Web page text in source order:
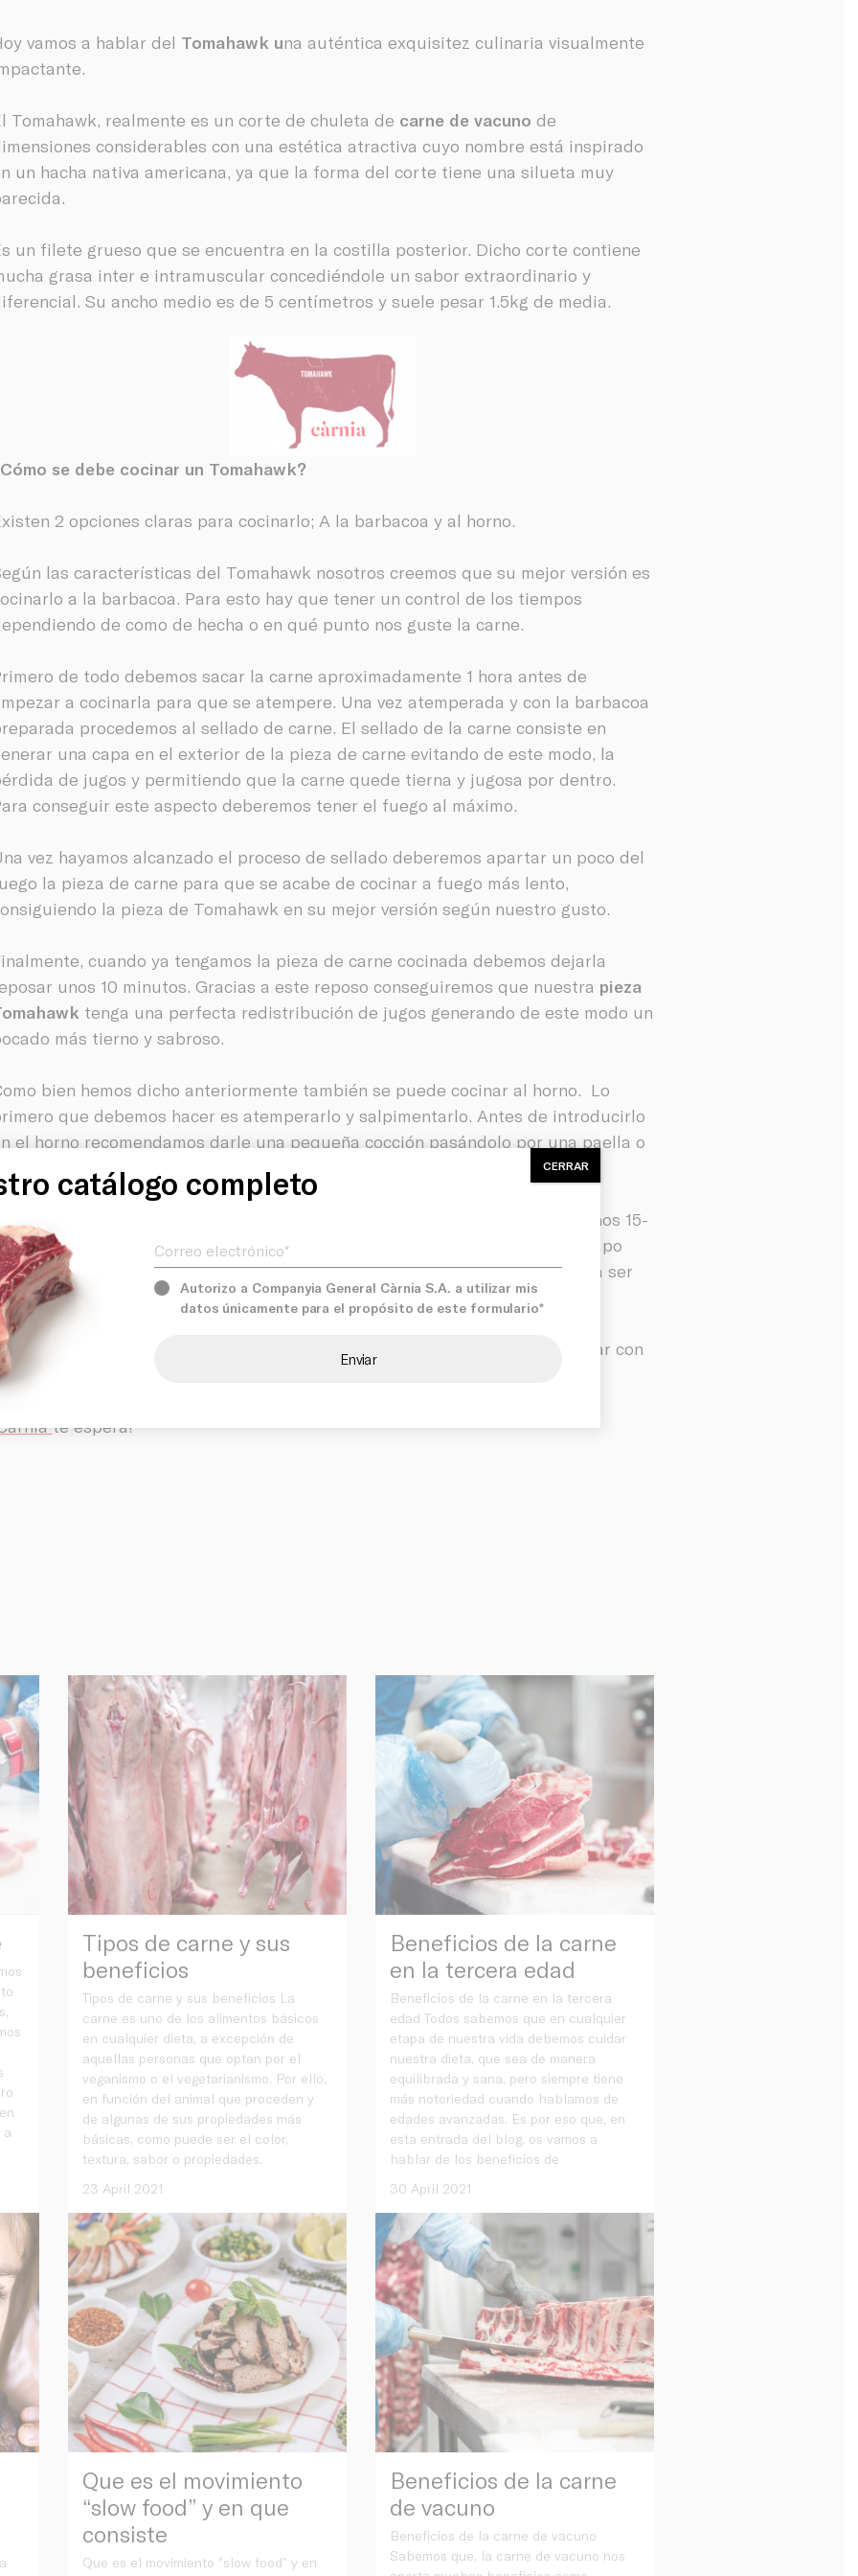
Product
Services
Our promise
vamos a hablar del Tomahawk una auténtica exquisitez culinaria visualmente
Tomahawk, realmente es un corte de chuleta de carne de vacuno de
considerables con una estética atractiva cuyo nombre está inspirado
un hacha nativa americana, ya que la forma del corte tiene una silueta muy
un filete grueso que se encuentra en la costilla posterior. Dicho corte contiene
grasa inter e intramuscular concediéndole un sabor extraordinario y
Su ancho medio es de 5 centímetros y suele pesar 1.5kg de media.
se debe cocinar un Tomahawk?
2 opciones claras para cocinarlo; A la barbacoa y al horno.
las características del Tomahawk nosotros creemos que su mejor versión es
a la barbacoa. Para esto hay que tener un control de los tiempos
de como de hecha o en qué punto nos guste la carne.
de todo debemos sacar la carne aproximadamente 1 hora antes de
a cocinarla para que se atempere. Una vez atemperada y con la barbacoa
procedemos al sellado de carne. El sellado de la carne consiste en
una capa en el exterior de la pieza de carne evitando de este modo, la
de jugos y permitiendo que la carne quede tierna y jugosa por dentro.
conseguir este aspecto deberemos tener el fuego al máximo.
vez hayamos alcanzado el proceso de sellado deberemos apartar un poco del
la pieza de carne para que se acabe de cocinar a fuego más lento,
la pieza de Tomahawk en su mejor versión según nuestro gusto.
cuando ya tengamos la pieza de carne cocinada debemos dejarla
unos 10 minutos. Gracias a este reposo conseguiremos que nuestra pieza
tenga una perfecta redistribución de jugos generando de este modo un
más tierno y sabroso.
bien hemos dicho anteriormente también se puede cocinar al horno. Lo
que debemos hacer es atemperarlo y salpimentarlo. Antes de introducirlo
el horno recomendamos darle una pequeña cocción pasándolo por una paella o
una plancha. Este paso nos ayudará a dorar y mantener todos sus sabores.
Seguidamente procederemos a colocarlo dentro del horno a 220º durante unos 15-
dependiendo del punto en que nos guste la carne. Pasado el tiempo
la carne, la dejamos reposar unos 10 minutos y ya estará lista para ser
que ya conocemos más sobre el corte Tomahawk, no dude en contactar con
si está interesado. ¡Le atenderemos inmediatamente!
te espera!
a
Tipos de carne y sus
beneficios
Tipos de carne y sus beneficios La
carne es uno de los alimentos básicos
en cualquier dieta, a excepción de
aquellas personas que optan por el
veganismo o el vegetarianismo. Por ello,
en función del animal que proceden y
de algunas de sus propiedades más
básicas, como puede ser el color,
textura, sabor o propiedades.
23 April 2021
Beneficios de la carne
en la tercera edad
Beneficios de la carne en la tercera
edad Todos sabemos que en cualquier
etapa de nuestra vida debemos cuidar
nuestra dieta, que sea de manera
equilibrada y sana, pero siempre tiene
más notoriedad cuando hablamos de
edades avanzadas. Es por eso que, en
esta entrada del blog, os vamos a
hablar de los beneficios de
30 April 2021
Que es el movimiento
“slow food” y en que
consiste
Que es el movimiento “slow food” y en
Beneficios de la carne
de vacuno
Beneficios de la carne de vacuno
Sabemos que, la carne de vacuno nos
catálogo completo
Autorizo a Companyia General Càrnia S.A. a utilizar mis
datos únicamente para el propósito de este formulario*
CERRAR